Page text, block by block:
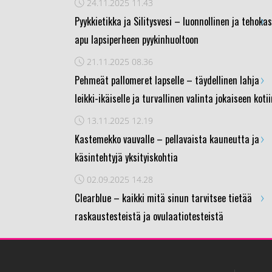
24.11.2025 11.43
Pyykkietikka ja Silitysvesi – luonnollinen ja tehokas
apu lapsiperheen pyykinhuoltoon
›
21.11.2025 08.36
Pehmeät pallomeret lapselle – täydellinen lahja
leikki-ikäiselle ja turvallinen valinta jokaiseen
›
13.11.2025 12.19
Kastemekko vauvalle – pellavaista kauneutta ja
käsintehtyjä yksityiskohtia
›
02.09.2025 14.28
Clearblue – kaikki mitä sinun tarvitsee tietää
raskaustesteistä ja ovulaatiotesteistä
›